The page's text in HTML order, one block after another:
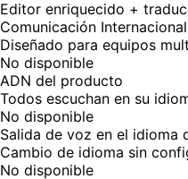
Editor enriquecido +
Comunicación Internacional
Diseñado para equipos
No disponible
ADN del producto
Todos escuchan en su
No disponible
Salida de voz en el idioma
Cambio de idioma sin
No disponible